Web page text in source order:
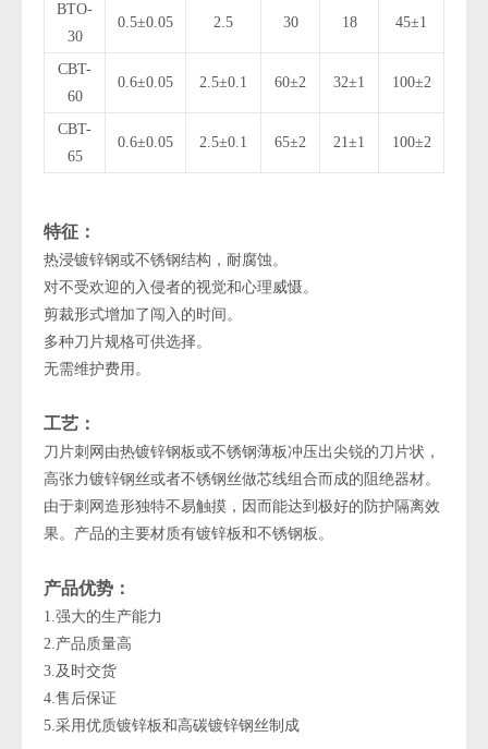
BTO-
30
0.5±0.05 2.5 30 18 45±1
CBT-
60
0.6±0.05 2.5±0.1 60±2 32±1 100±2
CBT-
65
0.6±0.05 2.5±0.1 65±2 21±1 100±2
特征：
热浸镀锌钢或不锈钢结构，耐腐蚀。
对不受欢迎的入侵者的视觉和心理威慑。
剪裁形式增加了闯入的时间。
多种刀片规格可供选择。
无需维护费用。
工艺：
刀片刺网由热镀锌钢板或不锈钢薄板冲压出尖锐的刀片状，
高张力镀锌钢丝或者不锈钢丝做芯线组合而成的阻绝器材。
由于刺网造形独特不易触摸，因而能达到极好的防护隔离效
果。产品的主要材质有镀锌板和不锈钢板。
产品优势：
1.强大的生产能力
2.产品质量高
3.及时交货
4.售后保证
5.采用优质镀锌板和高碳镀锌钢丝制成